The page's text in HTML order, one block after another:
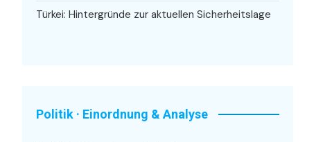
Türkei: Hintergründe zur aktuellen Sicherheitslage
Politik · Einordnung & Analyse